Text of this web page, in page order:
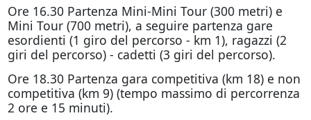
Ore 16.30 Partenza Mini-Mini Tour (300 metri) e
Mini Tour (700 metri), a seguire partenza gare
esordienti (1 giro del percorso - km 1), ragazzi (2
giri del percorso) - cadetti (3 giri del percorso).
Ore 18.30 Partenza gara competitiva (km 18) e non
competitiva (km 9) (tempo massimo di percorrenza
2 ore e 15 minuti).